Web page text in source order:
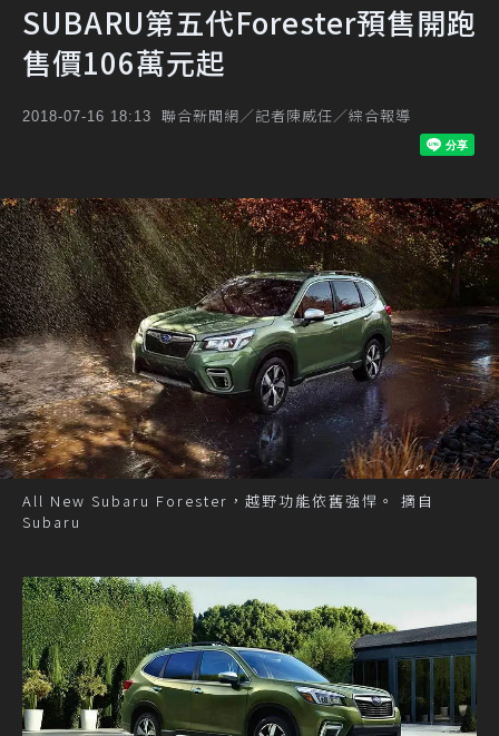
SUBARU第五代Forester預售開跑
售價106萬元起
2018-07-16 18:13 聯合新聞網／記者陳威任／綜合報導
All New Subaru Forester，越野功能依舊強悍。 摘自
Subaru